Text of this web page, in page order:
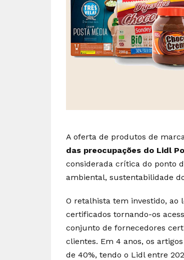
A oferta de produtos de
das preocupações do Lidl
considerada crítica do ponto
ambiental, sustentabilidade
O retalhista tem investido, ao
certificados tornando-os
conjunto de fornecedores
clientes. Em 4 anos, os
de 40%, tendo o Lidl entre